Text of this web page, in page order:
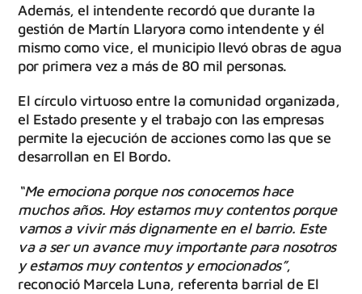
Además, el intendente recordó que durante la
gestión de Martín Llaryora como intendente y él
mismo como vice, el municipio llevó obras de agua
por primera vez a más de 80 mil personas.
El círculo virtuoso entre la comunidad organizada,
el Estado presente y el trabajo con las empresas
permite la ejecución de acciones como las que se
desarrollan en El Bordo.
“Me emociona porque nos conocemos hace
muchos años. Hoy estamos muy contentos porque
vamos a vivir más dignamente en el barrio. Este
va a ser un avance muy importante para nosotros
y estamos muy contentos y emocionados”,
reconoció Marcela Luna, referenta barrial de El